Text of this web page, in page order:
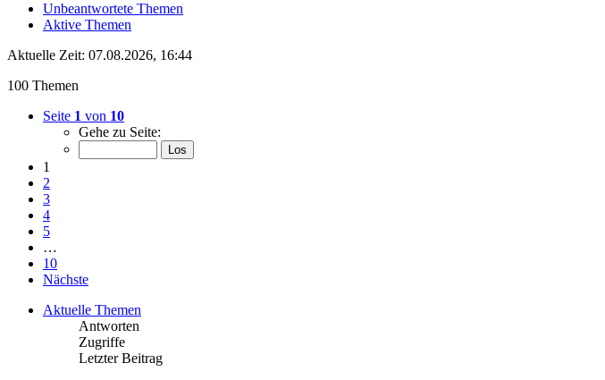
Unbeantwortete Themen
Aktive Themen
Aktuelle Zeit: 07.08.2026, 16:44
100 Themen
Seite 1 von 10
Gehe zu Seite:
1
2
3
4
5
…
10
Nächste
Aktuelle Themen
Antworten
Zugriffe
Letzter Beitrag